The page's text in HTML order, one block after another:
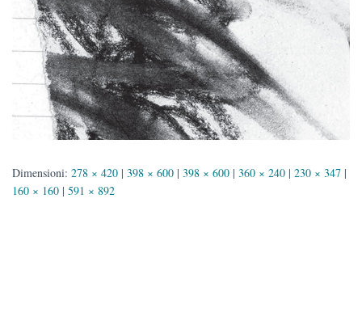
Dimensioni: 278 × 420 | 398 × 600 | 398 × 600 | 360 × 240 | 230 × 347 |
160 × 160 | 591 × 892